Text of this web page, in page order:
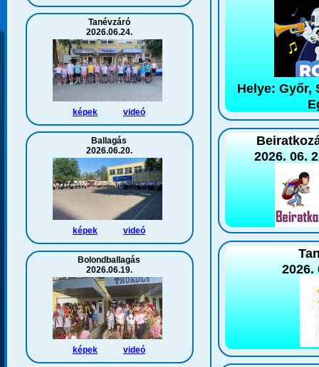
Tanévzáró
2026.06.24.
képek videó
Ballagás
2026.06.20.
képek videó
Bolondballagás
2026.06.19.
képek videó
Helye: Győr,
2026. 06.
2026.